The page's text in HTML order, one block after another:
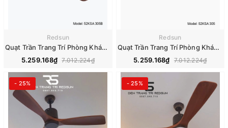
Redsun
Quạt Trần Trang Trí Phòng Khách, Phòng Ngủ - 52KSA 305B
5.259.168₫ 7.012.224₫
Redsun
Quạt Trần Trang Trí Phòng Khách, Phòng Ngủ - 52KSA 305
5.259.168₫ 7.012.224₫
- 25% - 25%